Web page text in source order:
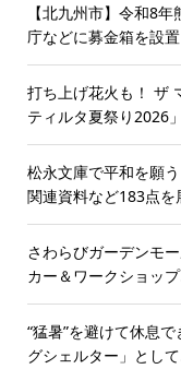
【北九州市】令和8
庁などに募金箱を設置
打ち上げ花火も！ ザ
ティルタ夏祭り2026
松永文庫で平和を願
関連資料など183点を
さわらびガーデンモ
カー＆ワークショッ
“猛暑”を避けて休息
グシェルター」とし